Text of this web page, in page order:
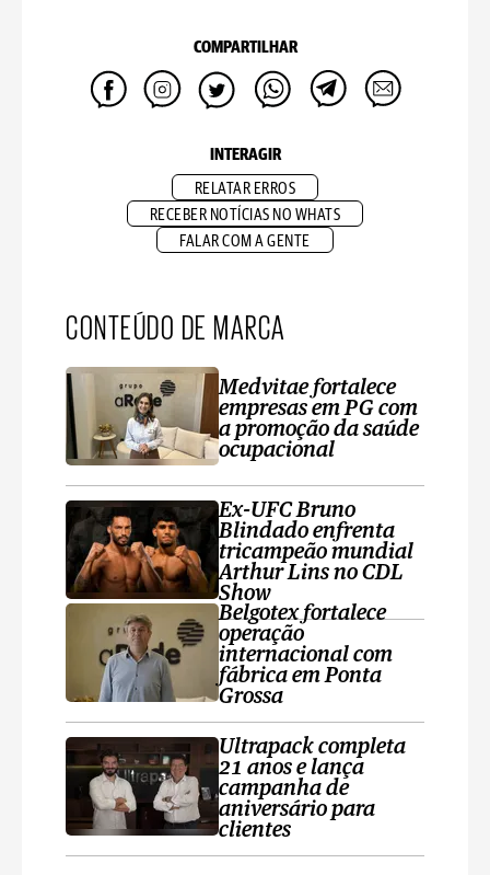
COMPARTILHAR
INTERAGIR
RELATAR ERROS
RECEBER NOTÍCIAS NO WHATS
FALAR COM A GENTE
CONTEÚDO DE MARCA
Medvitae fortalece
empresas em PG com
a promoção da saúde
ocupacional
Ex-UFC Bruno
Blindado enfrenta
tricampeão mundial
Arthur Lins no CDL
Show
Belgotex fortalece
operação
internacional com
fábrica em Ponta
Grossa
Ultrapack completa
21 anos e lança
campanha de
aniversário para
clientes